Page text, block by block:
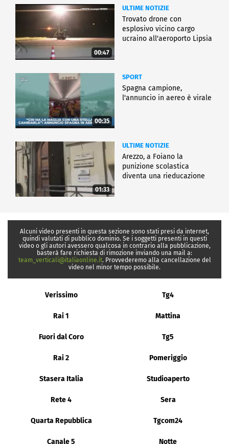
00:47
ULTIME NOTIZIE
Trovato drone con
esplosivo vicino cargo
ucraino all'aeroporto Lipsia
00:35
SPORT
Spagna campione,
l'annuncio in aereo è virale
01:33
ULTIME NOTIZIE
Arezzo, a Foiano la
punizione scolastica
diventa una rieducazione
Alcuni video presenti in questa sezione sono stati presi da internet,
quindi valutati di pubblico dominio. Se i soggetti presenti in questi
video o gli autori avessero qualcosa in contrario alla pubblicazione,
basterà fare richiesta di rimozione inviando una mail a:
team_verticali@italiaonline.it. Provvederemo alla cancellazione del
video nel minor tempo possibile.
Verissimo Tg4
Rai 1 Mattina
Fuori dal Coro Tg5
Rai 2 Pomeriggio
Stasera Italia Studioaperto
Rete 4 Sera
Quarta Repubblica Tgcom24
Canale 5 Notte